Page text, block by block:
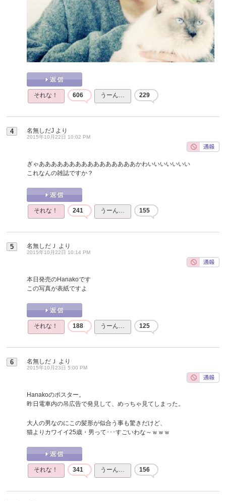
それな！ 606 うーん… 229
4 名無しだJ より
2015年10月22日 10:02 PM
ぎゃああああああああああああああああかわいいいいいいい
これなんの雑誌ですか？
それな！ 241 うーん… 155
5 名無しだＪ より
2015年10月22日 10:14 PM
本日発売のHanakoです
この写真が表紙ですよ
それな！ 188 うーん… 125
6 名無しだＪ より
2015年10月23日 5:00 PM
Hanakoのポスター。
昨日電車内の吊広告で発見して、めっちゃ見てしまった。
大人の男なのにこの髪形が似合う事も驚きだけど、
猫よりカワイイ25歳・男って･･･すごいわな～ｗｗｗ
それな！ 341 うーん… 156